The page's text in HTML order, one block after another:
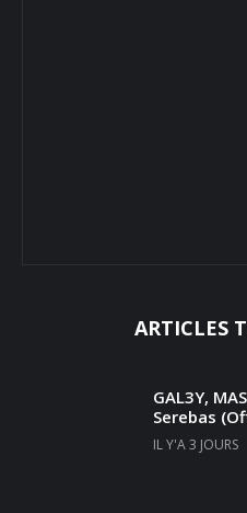
ARTICLES
GAL3Y,
Serebas
IL Y'A 3 JOURS